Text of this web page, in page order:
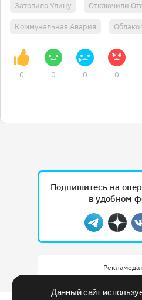
Данный сайт
Затопило Улицу Отключили
Коммунальная Авария Облако
0 0 0 0
Подпишитесь на
в удобном
Telegram
Дзен